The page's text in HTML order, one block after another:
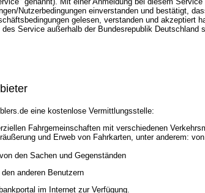
Nutzerbedingungen einverstanden und bestätigt,
gelesen, verstanden und akzeptiert
Service außerhalb der Bundesrepublik Deutschland
eine kostenlose Vermittlungsstelle:
Fahrgemeinschaften mit verschiedenen
und Erweb von Fahrkarten, unter anderem:
den Sachen und Gegenständen
anderen Benutzern
im Internet zur Verfügung.